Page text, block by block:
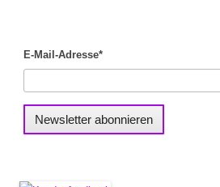
E-Mail-Adresse*